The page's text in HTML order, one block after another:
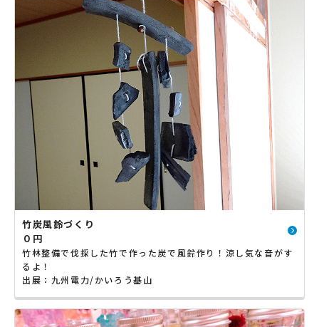
竹炭風鈴づくり
０円
竹林整備で伐採した竹で作った炭で風鈴作り！涼し気な音がす
るよ！
出展：九州電力/かいろう基山